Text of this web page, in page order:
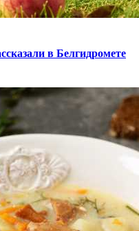
в Белгидромете